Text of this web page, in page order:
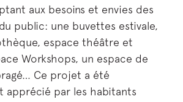
aux besoins et envies des
public: une buvettes estivale,
espace théâtre et
Workshops, un espace de
Ce projet a été
apprécié par les habitants